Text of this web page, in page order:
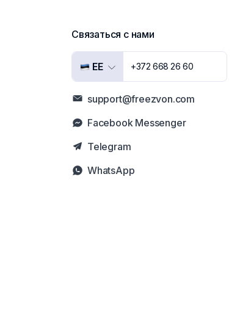
Связаться с нами
EE +372 668 26 60
support@freezvon.com
Facebook Messenger
Telegram
WhatsApp